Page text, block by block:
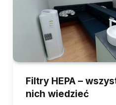
Filtry HEPA –
nich wiedzieć